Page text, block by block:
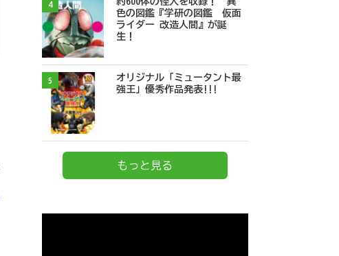
4
色の図鑑『学研の図鑑 仮面
ライダー 改造人間』が誕
生！
5
オリジナル「ミュータント最
強王」優秀作品発表!!!
もっと見る